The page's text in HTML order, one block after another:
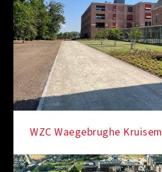
WZC Waegebrughe Kruisem